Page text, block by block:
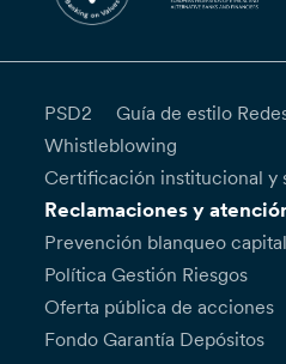
PSD2
Guía de estilo
Whistleblowing
Certificación institucional y
Reclamaciones y
Prevención blanqueo
Política Gestión Riesgos
Oferta pública de acciones
Fondo Garantía Depósitos